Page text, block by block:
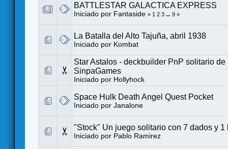
BATTLESTAR GALACTICA EXPRESS
Iniciado por Fantaside « 1 2 3 ... 9 »
La Batalla del Alto Tajuña, abril 1938
Iniciado por Kombat
Star Astalos - deckbuilder PnP solitario de
SinpaGames
Iniciado por Hollyhock
Space Hulk Death Angel Quest Pocket
Iniciado por Janalone
"Stock" Un juego solitario con 7 dados y 1
Iniciado por Pablo Ramirez